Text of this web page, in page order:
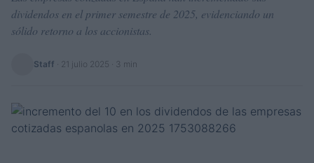
dividendos en el primer semestre de 2025, evidenciando un
sólido retorno a los accionistas.
Staff 21 julio 2025 · 3 min